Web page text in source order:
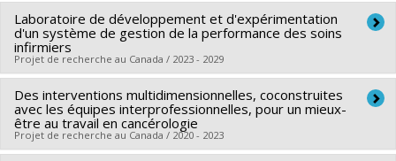
Lien vers le document dans Papyrus
Laboratoire de développement et d'expérimentation
d'un système de gestion de la performance des soins
infirmiers
Projet de recherche au Canada / 2023 - 2029
Lead researcher : Carl Ardy Dubois
Funding sources:Université de Montréal
Grant programs: PVXXXXXX-FEI sans restriction
Des interventions multidimensionnelles, coconstruites
avec les équipes interprofessionnelles, pour un mieux-
être au travail en cancérologie
Projet de recherche au Canada / 2020 - 2023